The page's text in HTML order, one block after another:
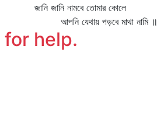
জানি জানি নামবে তোমার কোলে
আপনি যেথায় পড়বে মাথা নামি ॥
for help.